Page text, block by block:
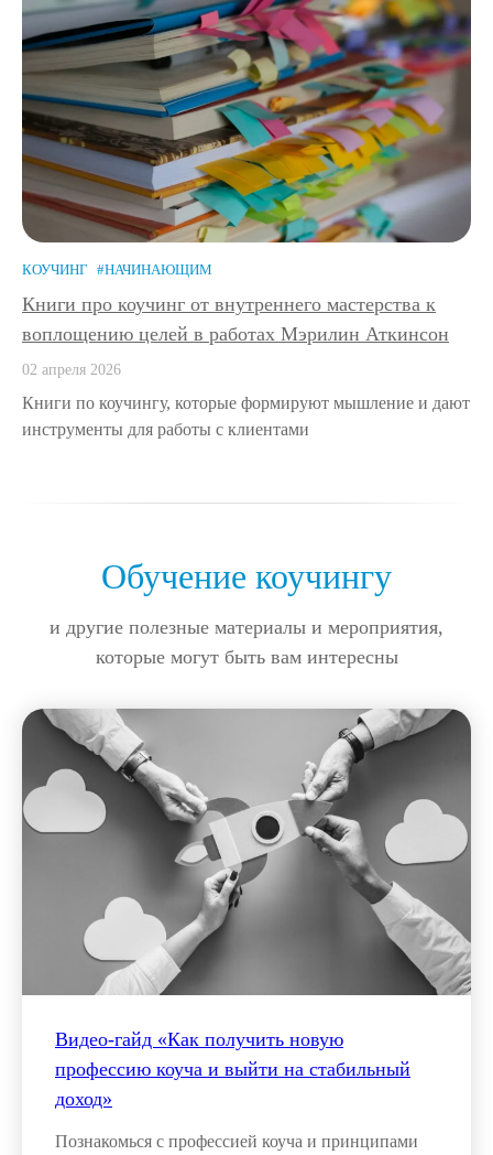
КОУЧИНГ #НАЧИНАЮЩИМ
Книги про коучинг от внутреннего мастерства к
воплощению целей в работах Мэрилин Аткинсон
02 апреля 2026
Книги по коучингу, которые формируют мышление и дают
инструменты для работы с клиентами
Обучение коучингу
и другие полезные материалы и мероприятия,
которые могут быть вам интересны
Видео-гайд «Как получить новую
профессию коуча и выйти на стабильный
доход»
Познакомься с профессией коуча и принципами